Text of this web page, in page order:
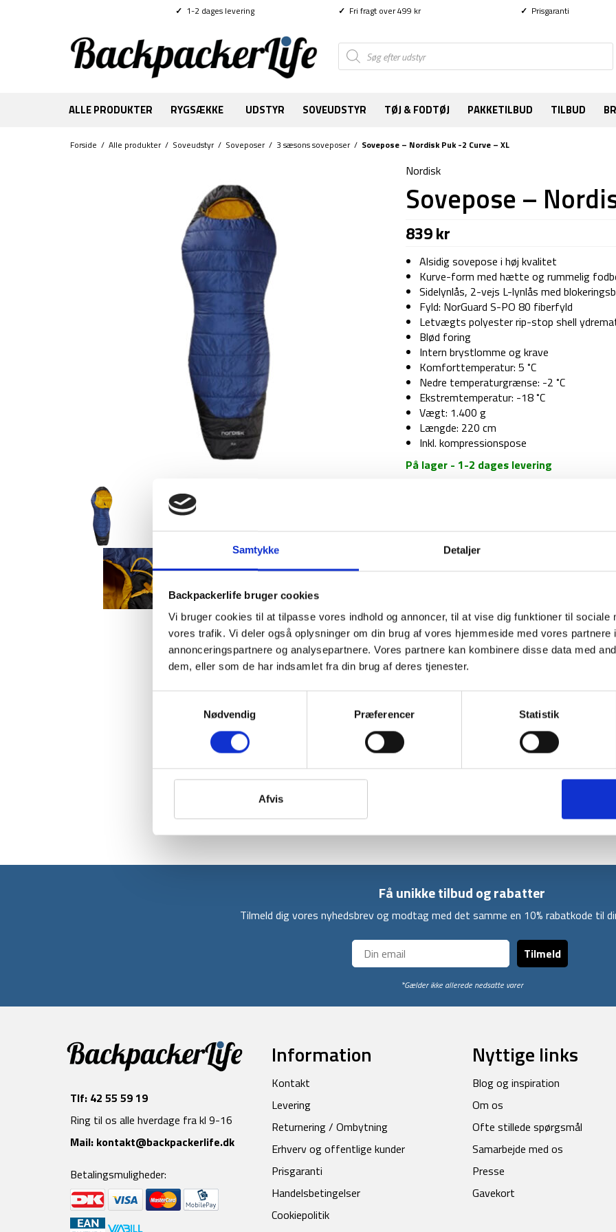
Samtykke Detaljer
Backpackerlife bruger cookies
Vi bruger cookies til at tilpasse vores indhold og annoncer, til at vise dig funktioner til sociale
vores trafik. Vi deler også oplysninger om din brug af vores hjemmeside med vores partnere
annonceringspartnere og analysepartnere. Vores partnere kan kombinere disse data med
dem, eller som de har indsamlet fra din brug af deres tjenester.
Nødvendig
Præferencer Statistik
Afvis
✓ 1-2 dages levering ✓ Fri fragt over 499 kr ✓ Prisgaranti
Products
search
ALLE PRODUKTER RYGSÆKKE UDSTYR SOVEUDSTYR TØJ & FODTØJ PAKKETILBUD TILBUD
Forside / Alle produkter/ Soveudstyr/ Soveposer/ 3 sæsons soveposer/ Sovepose – Nordisk Puk -2 Curve – XL
Nordisk
Sovepose –
839kr
Alsidig sovepose i høj kvalitet
Kurve-form med hætte og rummelig
Sidelynlås, 2-vejs L-lynlås med
Fyld: NorGuard S-PO 80 fiberfyld
Letvægts polyester rip-stop shell
Blød foring
Intern brystlomme og krave
Komforttemperatur: 5 ˚C
Nedre temperaturgrænse: -2 ˚C
Ekstremtemperatur: -18 ˚C
Vægt: 1.400 g
Længde: 220 cm
Inkl. kompressionspose
På lager - 1-2 dages levering
Puk
–
1-2 dages levering Fri
BESKRIVELSE
Denne sovepose fra det danske mærke
virkelig meget for pengene. Den kurvede
god isolationsevne og som giver den ideelle
Soveposens Norguard S-PO 80 fiberfyld,
indvendige side af posen, er der et blødt og
Soveposens byder på mange gode
værdigenstande, 2-vejs L-lynlås med
Få unikke tilbud og rabatter
Tilmeld dig vores nyhedsbrev og modtag med det samme en 10% rabatkode til
Tilmeld
*Gælder ikke allerede nedsatte varer
Tlf: 42 55 59 19
Ring til os alle hverdage fra kl 9-16
Mail: kontakt@backpackerlife.dk
Betalingsmuligheder:
Information
Kontakt
Levering
Returnering / Ombytning
Erhverv og offentlige kunder
Prisgaranti
Handelsbetingelser
Cookiepolitik
Nyttige links
Blog og inspiration
Om os
Ofte stillede spørgsmål
Samarbejde med os
Presse
Gavekort